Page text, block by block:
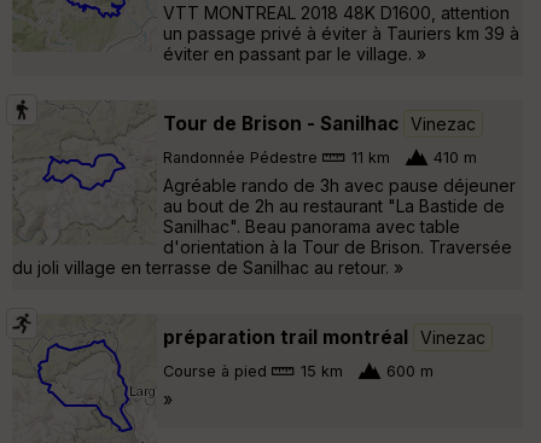
VTT MONTREAL 2018 48K D1600, attention
un passage privé à éviter à Tauriers km 39 à
éviter en passant par le village. »
Tour de Brison - Sanilhac Vinezac
Randonnée Pédestre 11 km 410 m
Agréable rando de 3h avec pause déjeuner
au bout de 2h au restaurant "La Bastide de
Sanilhac". Beau panorama avec table
d'orientation à la Tour de Brison. Traversée
du joli village en terrasse de Sanilhac au retour. »
préparation trail montréal Vinezac
Course à pied 15 km 600 m
»